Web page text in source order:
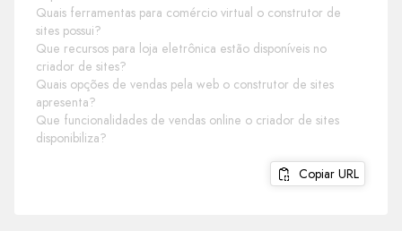
Quais ferramentas para comércio virtual o construtor de
sites possui?
Que recursos para loja eletrônica estão disponíveis no
criador de sites?
Quais opções de vendas pela web o construtor de sites
apresenta?
Que funcionalidades de vendas online o criador de sites
disponibiliza?
Copiar URL